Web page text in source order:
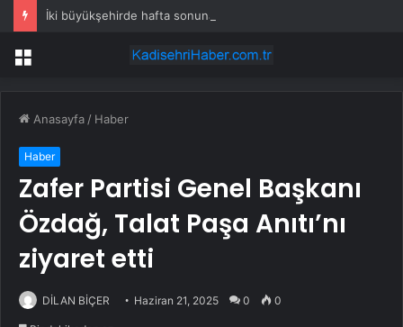
Menü
Anasayfa / Haber
Haber
Zafer Partisi Genel Başkanı
Özdağ, Talat Paşa Anıtı’nı
ziyaret etti
DİLAN BİÇER Haziran 21, 2025 0 0